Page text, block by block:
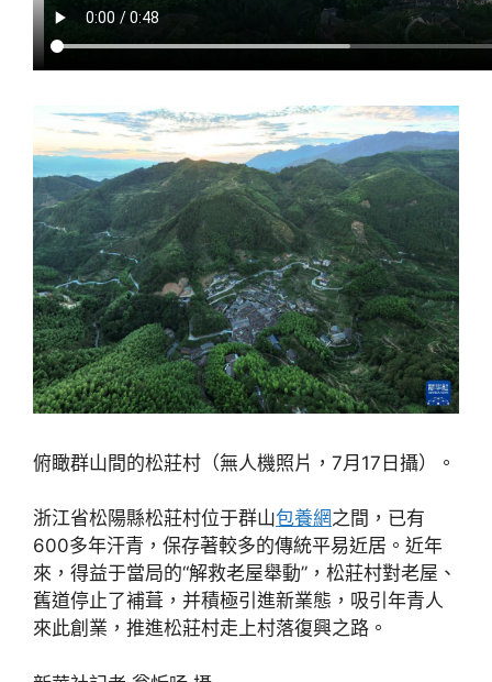
俯瞰群山間的松莊村（無人機照片，7月17日攝）。
浙江省松陽縣松莊村位于群山包養網之間，已有
600多年汗青，保存著較多的傳統平易近居。近年
來，得益于當局的“解救老屋舉動”，松莊村對老屋、
舊道停止了補葺，并積極引進新業態，吸引年青人
來此創業，推進松莊村走上村落復興之路。